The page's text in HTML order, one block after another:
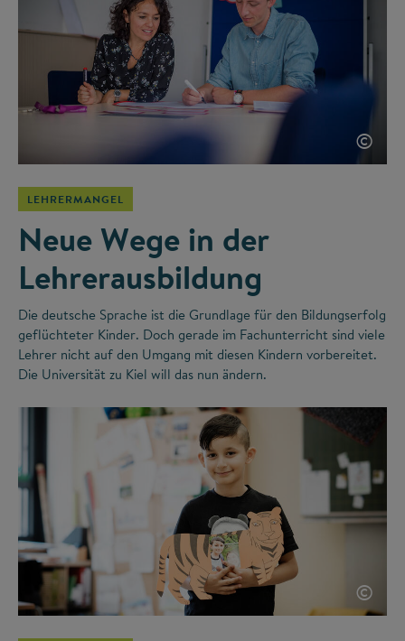
©
LEHRERMANGEL
Neue Wege in der
Lehrerausbildung
Die deutsche Sprache ist die Grundlage für den Bildungserfolg
geflüchteter Kinder. Doch gerade im Fachunterricht sind viele
Lehrer nicht auf den Umgang mit diesen Kindern vorbereitet.
Die Universität zu Kiel will das nun ändern.
©